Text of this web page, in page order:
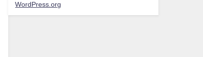
WordPress.org